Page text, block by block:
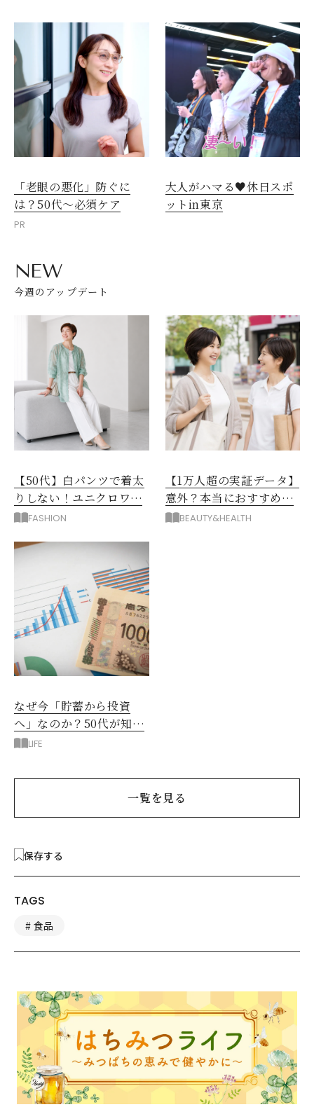
「老眼の悪化」防ぐに
は？50代～必須ケア
PR
大人がハマる♥休日スポ
ットin東京
NEW
今週のアップデート
【50代】白パンツで着太
りしない！ユニクロワイ
ドパンツ夏の着回しテク
FASHION
【1万人超の実証データ】
意外？本当におすすめな
運動とストレス解消法と
BEAUTY&HEALTH
なぜ今「貯蓄から投資
へ」なのか？50代が知る
べきお金の新常識
LIFE
一覧を見る
保存する
TAGS
食品